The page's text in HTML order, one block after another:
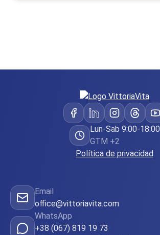
Lun-Sab 9:00-18:00
GTM +2
Política de privacidad
Email
office@vittoriavita.com
WhatsApp
+38 (067) 819 19 73